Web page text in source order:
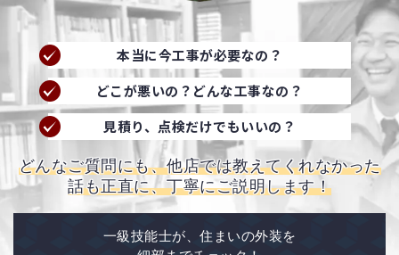
本当に今工事が必要なの？
どこが悪いの？どんな工事なの？
見積り、点検だけでもいいの？
どんなご質問にも、他店では教えてくれなかった
話も正直に、丁寧にご説明します！
一級技能士が、住まいの外装を